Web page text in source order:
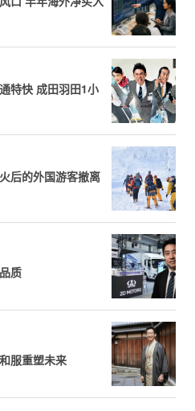
特快 成田羽田1小
后的外国游客撤离
质
服重塑未来